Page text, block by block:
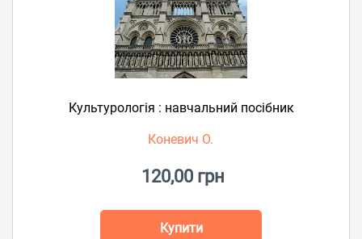
Культурологія : навчальний посібник
Коневич О.
120,00 грн
Купити